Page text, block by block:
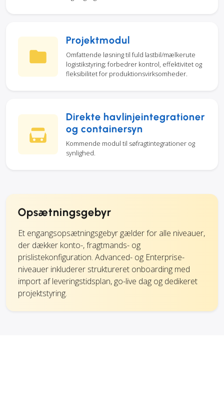
Projektmodul
Omfattende løsning til fuld lastbil/mælkerute
logistikstyring; forbedrer kontrol, effektivitet og
fleksibilitet for produktionsvirksomheder.
Direkte havlinjeintegrationer
og containersyn
Kommende modul til søfragtintegrationer og
synlighed.
Opsætningsgebyr
Et engangsopsætningsgebyr gælder for alle niveauer,
der dækker konto-, fragtmands- og
prislistekonfiguration. Advanced- og Enterprise-
niveauer inkluderer struktureret onboarding med
import af leveringstidsplan, go-live dag og dedikeret
projektstyring.